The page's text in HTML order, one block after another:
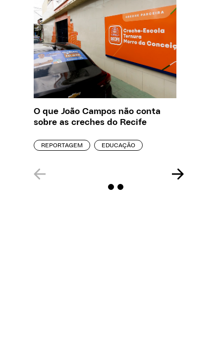
O que João Campos não conta
sobre as creches do Recife
REPORTAGEM EDUCAÇÃO